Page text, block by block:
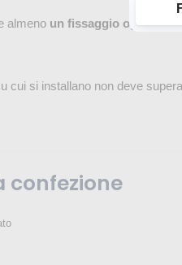
almeno un fissaggio ogni 50
cui si installano non deve
confezione